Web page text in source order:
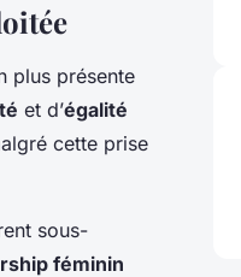
plus présente
et d’égalité
cette prise
sous-
féminin